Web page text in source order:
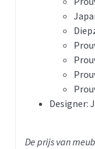
Designer:
De prijs van